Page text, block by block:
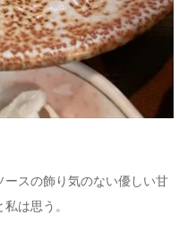
ースの飾り気のない優しい甘
は思う。